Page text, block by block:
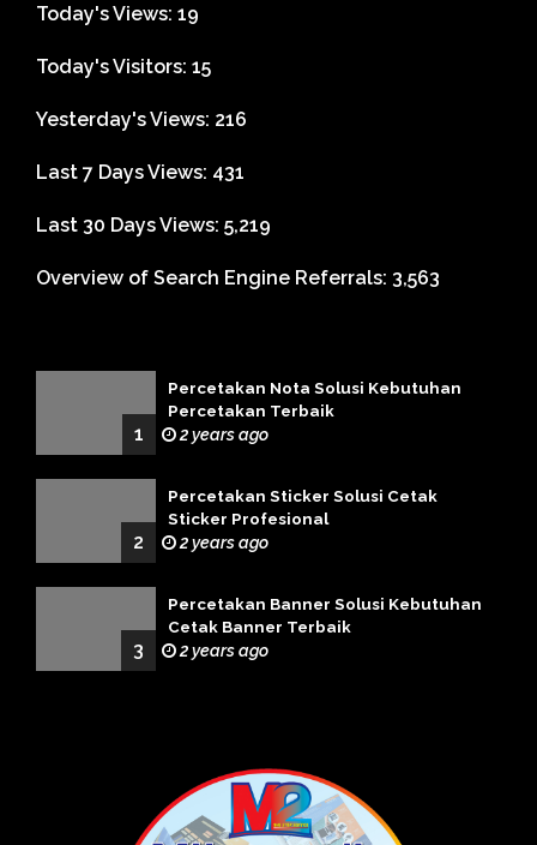
Today's Views: 19
Today's Visitors: 15
Yesterday's Views: 216
Last 7 Days Views: 431
Last 30 Days Views: 5,219
Overview of Search Engine Referrals: 3,563
1
Percetakan Nota Solusi Kebutuhan
Percetakan Terbaik
2 years ago
2
Percetakan Sticker Solusi Cetak
Sticker Profesional
2 years ago
3
Percetakan Banner Solusi Kebutuhan
Cetak Banner Terbaik
2 years ago